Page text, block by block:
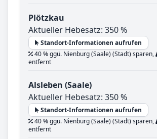
Plötzkau
Aktueller Hebesatz: 350 %
Standort-Informationen aufrufen
40 % ggü. Nienburg (Saale) (Stadt) sparen,
entfernt
Alsleben (Saale)
Aktueller Hebesatz: 350 %
Standort-Informationen aufrufen
40 % ggü. Nienburg (Saale) (Stadt) sparen,
entfernt